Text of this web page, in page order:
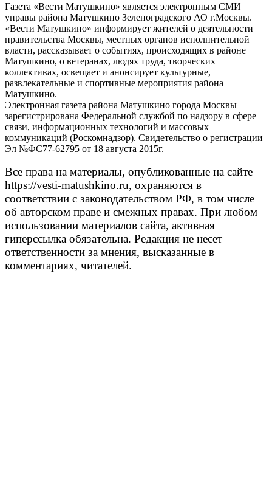
Газета «Вести Матушкино» является электронным СМИ
управы района Матушкино Зеленоградского АО г.Москвы.
«Вести Матушкино» информирует жителей о деятельности
правительства Москвы, местных органов исполнительной
власти, рассказывает о событиях, происходящих в районе
Матушкино, о ветеранах, людях труда, творческих
коллективах, освещает и анонсирует культурные,
развлекательные и спортивные мероприятия района
Матушкино.
Электронная газета района Матушкино города Москвы
зарегистрирована Федеральной службой по надзору в сфере
связи, информационных технологий и массовых
коммуникаций (Роскомнадзор). Свидетельство о регистрации
Эл №ФС77-62795 от 18 августа 2015г.
Все права на материалы, опубликованные на сайте
https://vesti-matushkino.ru, охраняются в
соответствии с законодательством РФ, в том числе
об авторском праве и смежных правах. При любом
использовании материалов сайта, активная
гиперссылка обязательна. Редакция не несет
ответственности за мнения, высказанные в
комментариях, читателей.